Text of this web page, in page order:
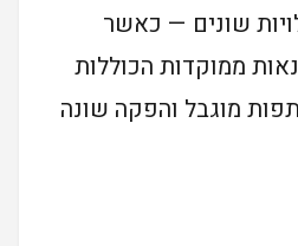
שונים — כאשר
ממוקדות הכוללות
מוגבל והפקה שונה